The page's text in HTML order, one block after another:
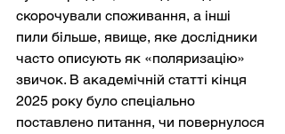
скорочували споживання, а інші
пили більше, явище, яке дослідники
часто описують як «поляризацію»
звичок. В академічній статті кінця
2025 року було спеціально
поставлено питання, чи повернулося